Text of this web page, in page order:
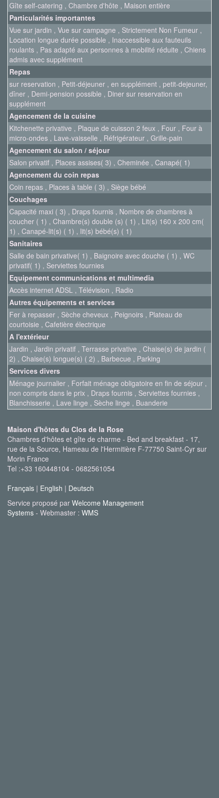
Gîte self-catering , Chambre d'hôte , Maison entière
Particularités importantes
Vue sur jardin , Vue sur campagne , Strictement Non Fumeur ,
Location longue durée possible , Inaccessible aux fauteuils
roulants , Pas adapté aux personnes à mobilité réduite , Chiens
admis avec supplément
Repas
sur reservation , Petit-déjeuner , en supplément , petit-dejeuner,
dîner , Demi-pension possible , Diner sur reservation en
supplément
Agencement de la cuisine
Kitchenette privative , Plaque de cuisson 2 feux , Four , Four à
micro-ondes , Lave-vaisselle , Réfrigérateur , Grille-pain
Agencement du salon / séjour
Salon privatif , Places assises( 3) , Cheminée , Canapé( 1)
Agencement du coin repas
Coin repas , Places à table ( 3) , Siège bébé
Couchages
Capacité maxi ( 3) , Draps fournis , Nombre de chambres à
coucher ( 1) , Chambre(s) double (s) ( 1) , Lit(s) 160 x 200 cm(
1) , Canapé-lit(s) ( 1) , lit(s) bébé(s) ( 1)
Sanitaires
Salle de bain privative( 1) , Baignoire avec douche ( 1) , WC
privatif( 1) , Serviettes fournies
Equipement communications et multimedia
Accès internet ADSL , Télévision , Radio
Autres équipements et services
Fer à repasser , Sèche cheveux , Peignoirs , Plateau de
courtoisie , Cafetière électrique
A l'extérieur
Jardin , Jardin privatif , Terrasse privative , Chaise(s) de jardin (
2) , Chaise(s) longue(s) ( 2) , Barbecue , Parking
Services divers
Ménage journalier , Forfait ménage obligatoire en fin de séjour ,
non compris dans le prix , Draps fournis , Serviettes fournies ,
Blanchisserie , Lave linge , Sèche linge , Buanderie
Maison d'hôtes du Clos de la Rose
Chambres d'hôtes et gîte de charme - Bed and breakfast - 17,
rue de la Source, Hameau de l'Hermitière F-77750 Saint-Cyr sur
Morin France
Tel :+33 160448104 - 0682561054
Français | English | Deutsch
Service proposé par Welcome Management
Systems - Webmaster : WMS